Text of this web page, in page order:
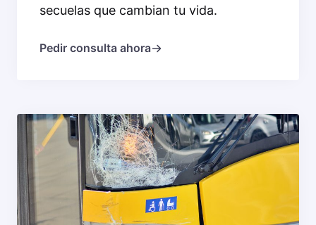
secuelas que cambian tu vida.
Pedir consulta ahora